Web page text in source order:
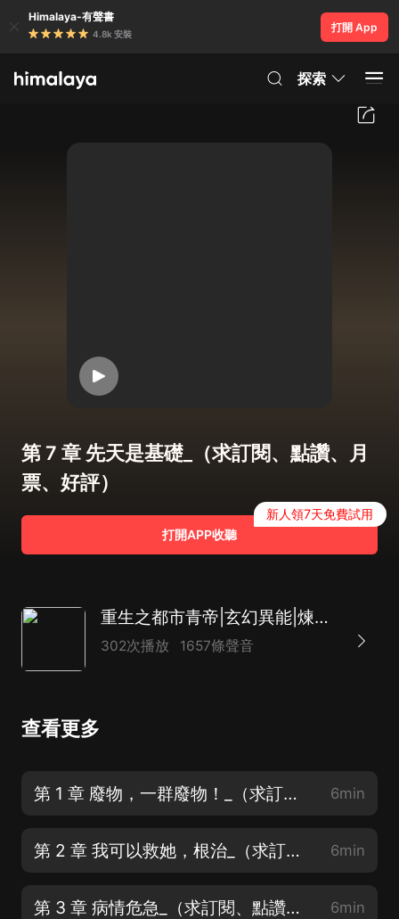
Himalaya-有聲書
4.8k 安裝
打開 App
探索
第 7 章 先天是基礎_（求訂閱、點讚、月
票、好評）
打開APP收聽
新人領7天免費試用
重生之都市青帝|玄幻異能|煉丹修仙|玩轉都
302次播放 1657條聲音
查看更多
第 1 章 廢物，一群廢物！_（求訂閱、點讚、月票、好評） 6min
第 2 章 我可以救她，根治_（求訂閱、點讚、月票、好評） 6min
第 3 章 病情危急_（求訂閱、點讚、月票、好評） 6min